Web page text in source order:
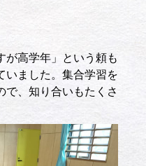
高学年」という頼も
いました。集合学習を
で、知り合いもたくさ